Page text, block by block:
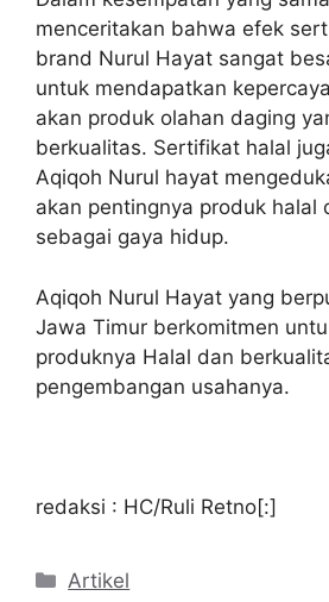
menceritakan bahwa efek
brand Nurul Hayat sangat
untuk mendapatkan
akan produk olahan daging
berkualitas. Sertifikat halal
Aqiqoh Nurul hayat
akan pentingnya produk halal
sebagai gaya hidup.
Aqiqoh Nurul Hayat yang
Jawa Timur berkomitmen
produknya Halal dan
pengembangan usahanya.
redaksi : HC/Ruli Retno[:]
Kategori
Artikel